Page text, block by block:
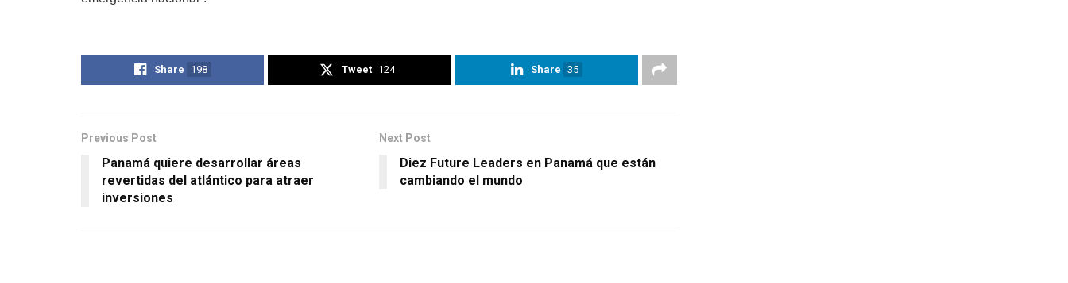
Share 198 Tweet 124 Share 35
Previous Post
Panamá quiere desarrollar áreas
revertidas del atlántico para atraer
inversiones
Next Post
Diez Future Leaders en Panamá que están
cambiando el mundo